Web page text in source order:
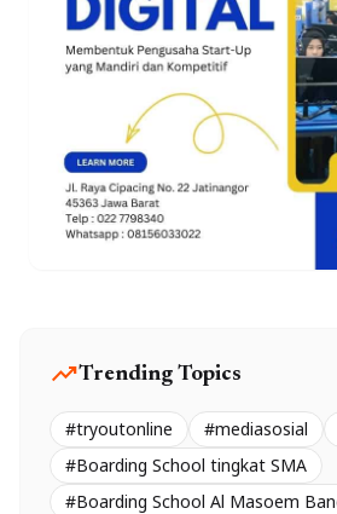
trending_upTrending Topics
#tryoutonline #mediasosial
#Boarding School tingkat SMA
#Boarding School Al Masoem